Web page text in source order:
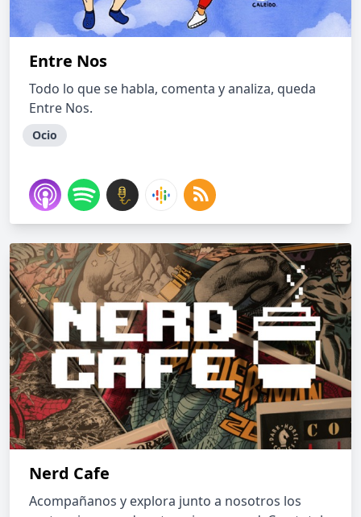
Entre Nos
Todo lo que se habla, comenta y analiza, queda
Entre Nos.
Ocio
Nerd Cafe
Acompañanos y explora junto a nosotros los